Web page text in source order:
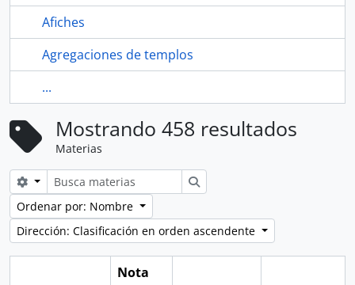
Afiches
Agregaciones de templos
...
Mostrando 458 resultados
Materias
Search options
Búsqueda
Ordenar por: Nombre
Dirección: Clasificación en orden ascendente
Nota